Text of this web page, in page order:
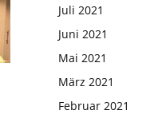
Juli 2021
Juni 2021
Mai 2021
März 2021
Februar 2021